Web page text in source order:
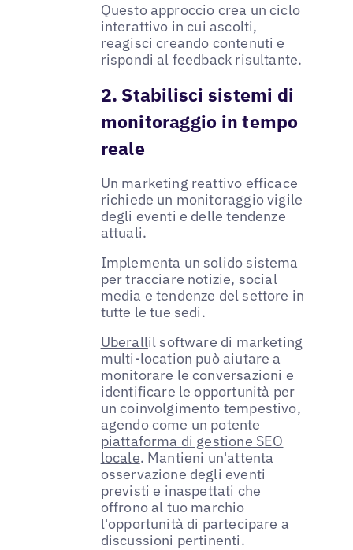
Questo approccio crea un ciclo
interattivo in cui ascolti,
reagisci creando contenuti e
rispondi al feedback risultante.
2. Stabilisci sistemi di
monitoraggio in tempo
reale
Un marketing reattivo efficace
richiede un monitoraggio vigile
degli eventi e delle tendenze
attuali.
Implementa un solido sistema
per tracciare notizie, social
media e tendenze del settore in
tutte le tue sedi.
Uberallil software di marketing
multi-location può aiutare a
monitorare le conversazioni e
identificare le opportunità per
un coinvolgimento tempestivo,
agendo come un potente
piattaforma di gestione SEO
locale. Mantieni un'attenta
osservazione degli eventi
previsti e inaspettati che
offrono al tuo marchio
l'opportunità di partecipare a
discussioni pertinenti.